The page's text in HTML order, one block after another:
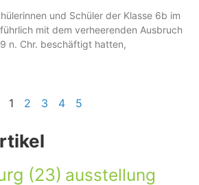
und Schüler der Klasse 6b im
mit dem verheerenden Ausbruch
n. Chr. beschäftigt hatten,
1 2 3 4 5
(23) ausstellung